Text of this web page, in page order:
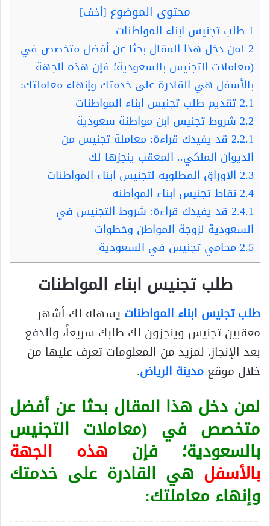
محتوى الموضوع [أخف]
1 طلب تجنيس ابناء المواطنات
2 لمن دخل هذا المقال بحثا عن أفضل متخصص في
(معاملات التجنيس بالسعودية؛ فإن هذه الجهة
بالأسفل هي القادرة على خدمتك وإنهاء معاملتك:
2.1تقديم طلب تجنيس ابناء المواطنات
2.2 شروط تجنيس ابن مواطنة سعودية
2.2.1 قد يفيدك قراءة: معاملة تجنيس من
الديوان الملكي.. المعقب ينجزها لك
2.3 الاوراق المطلوبه لتجنيس ابناء المواطنات
2.4 نقاط تجنيس ابناء المواطنه
2.4.1 قد يفيدك قراءة: شروط التجنيس في
السعودية لزوجة المواطن وخطوات
2.5محامي تجنيس في السعودية
طلب تجنيس ابناء المواطنات
طلب تجنيس ابناء المواطنات يسهله لك أشهر
معقبين تجنيس وينجزون لك طلبك سريعاً، والدفع
بعد الإنجاز. لمزيد من المعلومات تعرف عليها من
خلال موقعمدينة الرياض.
لمن دخل هذا المقال بحثا عن أفضل
متخصص في (معاملات التجنيس
بالسعودية؛ فإن هذه الجهة
بالأسفل هي القادرة على خدمتك
وإنهاء معاملتك: